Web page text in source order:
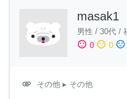
masak1
男性 / 30代 /
sentiment_satisfied 0 sentiment_neutral 0 sentiment_dissatisfied
attachment その他 ▸ その他